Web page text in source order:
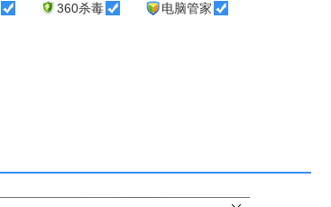
360杀毒 电脑管家